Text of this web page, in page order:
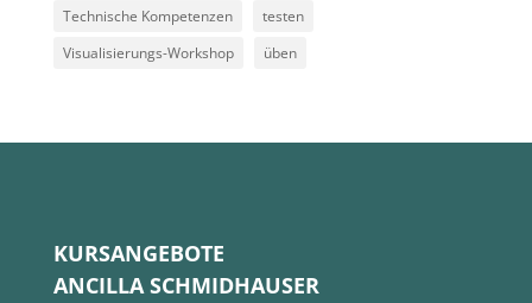
Technische Kompetenzen
testen
Visualisierungs-Workshop
üben
KURSANGEBOTE
ANCILLA SCHMIDHAUSER